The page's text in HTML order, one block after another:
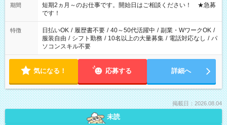
※週最低15時間以上の勤務が必要です
期間
短期2ヵ月～のお仕事です。開始日はご相談ください！ ★急募
です！
特徴 日払いOK / 履歴書不要 / 40～50代活躍中 / 副業・WワークOK /
服装自由 / シフト勤務 / 10名以上の大量募集 / 電話対応なし / パ
ソコンスキル不要
気になる！ 応募する 詳細へ
掲載日：2026.08.04
未読